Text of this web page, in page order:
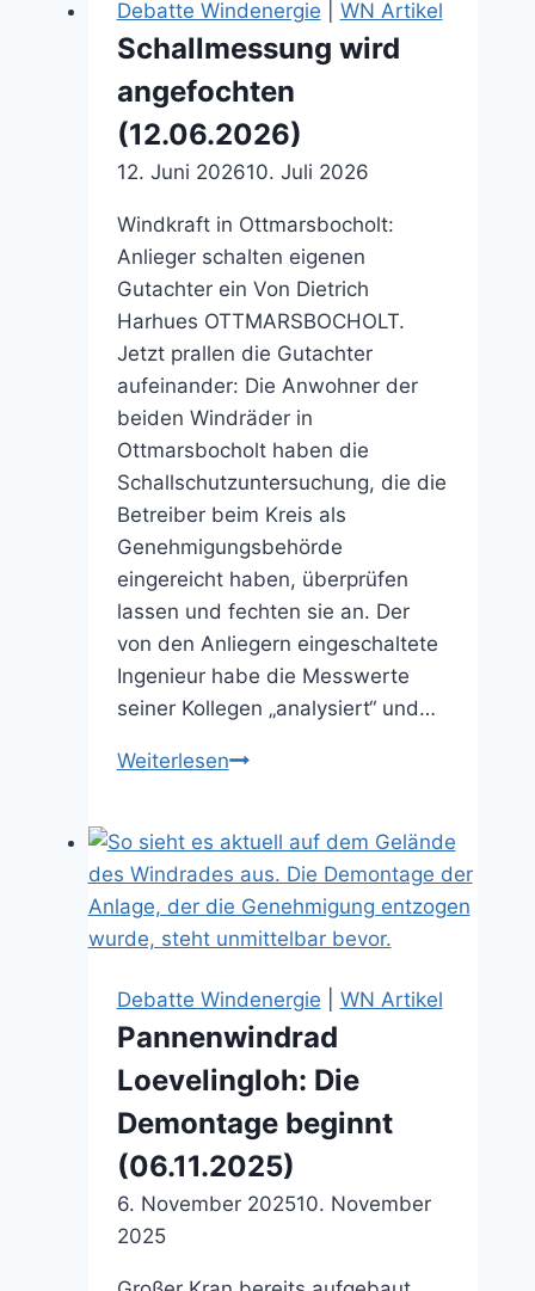
(27.09.2013)
Debatte Windenergie WN Artikel
Schallmessung wird
angefochten
(12.06.2026)
12. Juni 202610. Juli 2026
Windkraft in Ottmarsbocholt:
Anlieger schalten eigenen
Gutachter ein Von Dietrich
Harhues OTTMARSBOCHOLT.
Jetzt prallen die Gutachter
aufeinander: Die Anwohner der
beiden Windräder in
Ottmarsbocholt haben die
Schallschutzuntersuchung, die die
Betreiber beim Kreis als
Genehmigungsbehörde
eingereicht haben, überprüfen
lassen und fechten sie an. Der
von den Anliegern eingeschaltete
Ingenieur habe die Messwerte
seiner Kollegen „analysiert“ und…
WeiterlesenSchallmessung
(12.06.2026)
Debatte Windenergie WN Artikel
Pannenwindrad
Loevelingloh: Die
Demontage beginnt
(06.11.2025)
6. November 202510. November
2025